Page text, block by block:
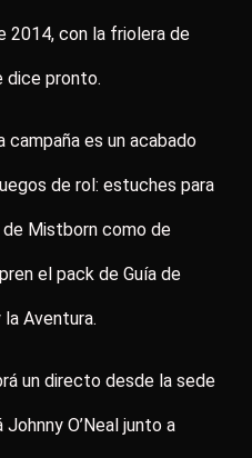
2014, con la friolera de
dice pronto.
campaña es un acabado
de rol: estuches para
Mistborn como de
el pack de Guía de
Aventura.
un directo desde la sede
O’Neal junto a